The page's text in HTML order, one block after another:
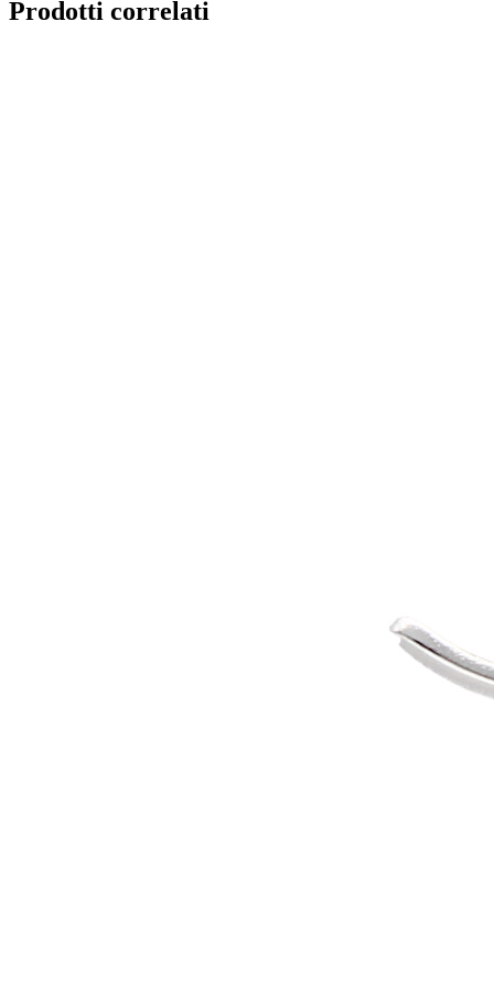
Prodotti correlati